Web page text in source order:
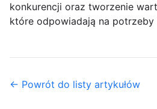
konkurencji oraz tworzenie
które odpowiadają na
← Powrót do listy artykułów